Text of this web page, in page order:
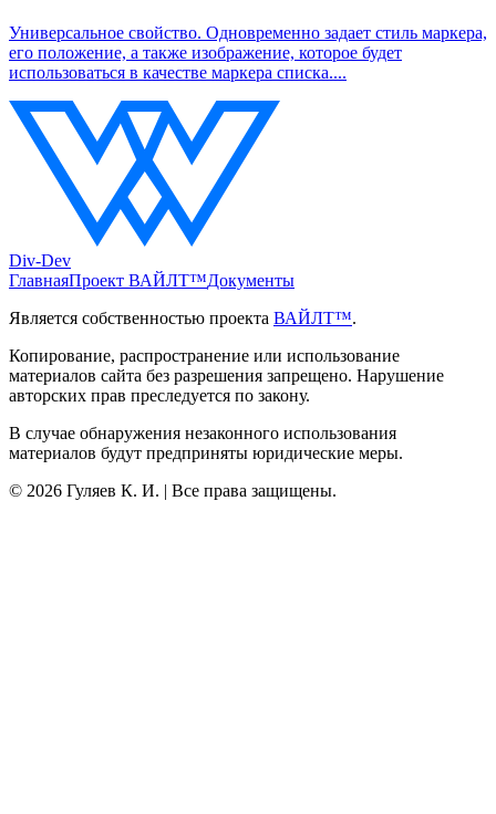
Универсальное свойство. Одновременно задает стиль маркера,
его положение, а также изображение, которое будет
использоваться в качестве маркера списка....
Div-Dev
ГлавнаяПроект ВАЙЛТ™Документы
Является собственностью проекта ВАЙЛТ™.
Копирование, распространение или использование
материалов сайта без разрешения запрещено. Нарушение
авторских прав преследуется по закону.
В случае обнаружения незаконного использования
материалов будут предприняты юридические меры.
© 2026 Гуляев К. И. | Все права защищены.